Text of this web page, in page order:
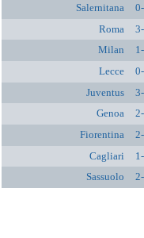
Salernitana
Roma
Milan
Lecce
Juventus
Genoa
Fiorentina
Cagliari
Sassuolo